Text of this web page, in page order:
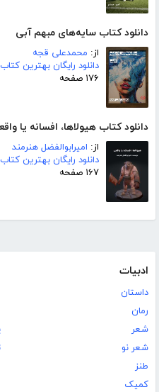
دانلود کتاب سایه‌های مبهم آبی
از: محمدعلی قجه
دانلود رایگان بهترین
۱۷۶ صفحه
دانلود کتاب هیولاها، افسانه یا
از: امیرابوالفضل هنرمند
دانلود رایگان بهترین
۱۶۷ صفحه
ادبیات
داستان
رمان
شعر
شعر نو
طنز
کمیک